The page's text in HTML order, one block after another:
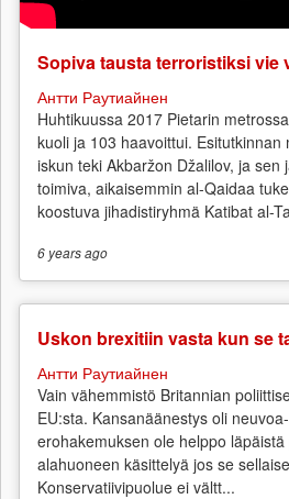
Sopiva tausta terroristiksi vie
Антти Раутиайнен
Huhtikuussa 2017 Pietarin
kuoli ja 103 haavoittui. Esitutkinnan
iskun teki Akbaržon Džalilov, ja sen
toimiva, aikaisemmin al-Qaidaa
koostuva jihadistiryhmä Katibat al-
6 yearsago
Uskon brexitiin vasta kun se
Антти Раутиайнен
Vain vähemmistö Britannian
EU:sta. Kansanäänestys oli
erohakemuksen ole helppo
alahuoneen käsittelyä jos se
Konservatiivipuolue ei vältt...